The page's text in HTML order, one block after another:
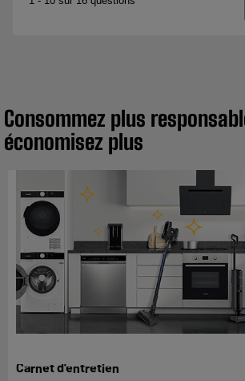
Consommez plus
économisez plus
Carnet d'entretien